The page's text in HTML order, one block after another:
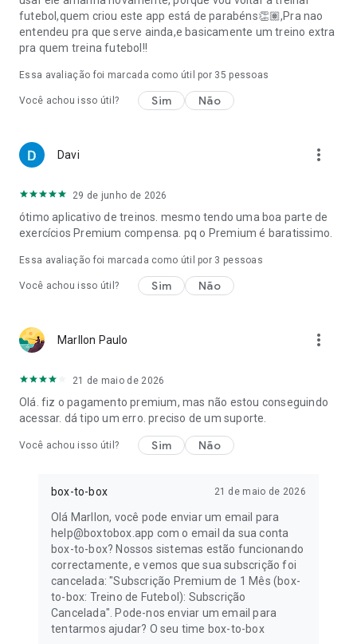
Treino técnico: você precisa saber executar os melhores
exercicios para ser jogador de futebol! O box-to-box tem os
melhores treinamentos em videos de futebol para melhorar
e drible.
Treino Físico: para além de treino tecnico com a bola, o box-
to-box também ajuda a melhorar sua coordenação, agilidade
de futebol escolhidos por um treinador profissional!
como os profissionais, assistir videos de futebol e melhorar
O box-to-box acredita que as jogadas criativas devem estar
no plano de treino de qualquer jogador de futebol. O
que treinam com rigor físico, mas gostam de jogar com
Gostou do box-to-box? Fale com a gente:
Facebook: facebook.com/boxtoboxapp
Email: contact@box-to-box.app
futebol,quem criou este app está de parabéns👏🏽,Pra nao
entendeu pra que serve ainda,e basicamente um treino extra
pra quem treina futebol!!
Essa avaliação foi marcada como útil por 35 pessoas
Você achou isso útil? Sim Não
Davi more_vert
29 de junho de 2026
ótimo aplicativo de treinos. mesmo tendo uma boa parte de
exercícios Premium compensa. pq o Premium é baratissimo.
Essa avaliação foi marcada como útil por 3 pessoas
Você achou isso útil? Sim Não
Marllon Paulo more_vert
21 de maio de 2026
Olá. fiz o pagamento premium, mas não estou conseguindo
acessar. dá tipo um erro. preciso de um suporte.
Você achou isso útil? Sim Não
box-to-box 21 de maio de 2026
Olá Marllon, você pode enviar um email para
help@boxtobox.app com o email da sua conta
box-to-box? Nossos sistemas estão funcionando
correctamente, e vemos que sua subscrição foi
cancelada: "Subscrição Premium de 1 Mês (box-
to-box: Treino de Futebol): Subscrição
Cancelada". Pode-nos enviar um email para
tentarmos ajudar? O seu time box-to-box